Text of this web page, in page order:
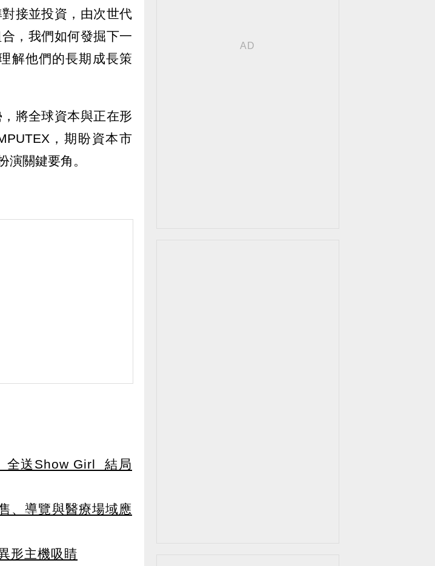
接並投資，由次世代
，我們如何發掘下一
解他們的長期成長策
將全球資本與正在形
，期盼資本市
演關鍵要角。
全送Show Girl 結局
、導覽與醫療場域應
形主機吸睛